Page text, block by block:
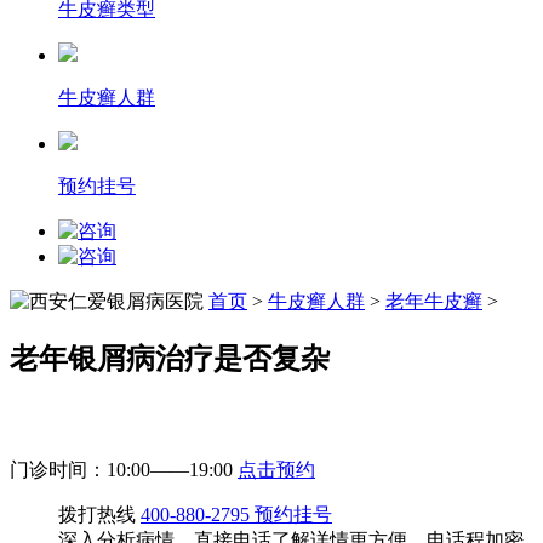
牛皮癣类型
牛皮癣人群
预约挂号
首页 > 牛皮癣人群 > 老年牛皮癣 >
老年银屑病治疗是否复杂
门诊时间：10:00——19:00 点击预约
拨打热线 400-880-2795 预约挂号